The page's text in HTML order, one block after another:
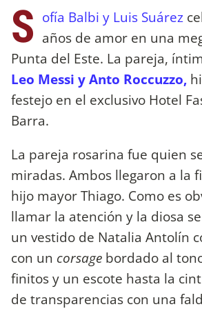
S ofía Balbi y Luis Suárez
años de amor en una
Punta del Este. La pareja,
Leo Messi y Anto Roccuzzo,
festejo en el exclusivo Hotel
Barra.
La pareja rosarina fue quien
miradas. Ambos llegaron a la
hijo mayor Thiago. Como es
llamar la atención y la diosa
un vestido de Natalia Antolín
con un corsage bordado al
finitos y un escote hasta la
de transparencias con una